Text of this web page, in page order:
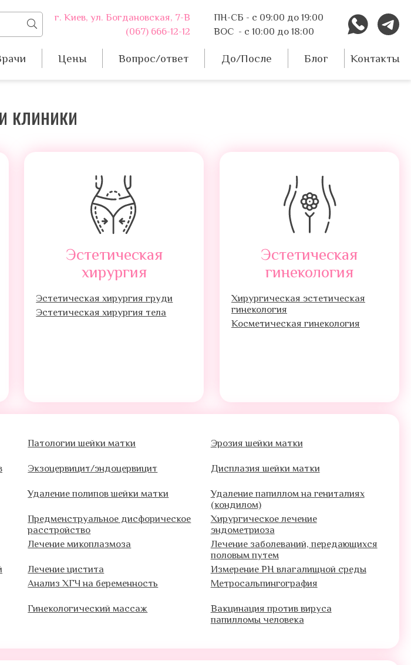
г. Киев, ул. Богдановская, 7-В
(067) 666-12-12
ПН-СБ - с 09:00 до 19:00
ВОС - с 10:00 до 18:00
Цены Вопрос/ответ До/После Блог Контакты
клиники
Эстетическая
хирургия
Эстетическая хирургия груди
Эстетическая хирургия тела
Эстетическая
гинекология
Хирургическая эстетическая
гинекология
Косметическая гинекология
Патологии шейки матки Эрозия шейки матки
Экзоцервицит/эндоцервицит Дисплазия шейки матки
Удаление полипов шейки матки
Удаление папиллом на гениталиях
(кондилом)
Предменструальное дисфорическое
расстройство
Хирургическое лечение
эндометриоза
Лечение микоплазмоза
Лечение заболеваний, передающихся
половым путем
Лечение цистита
Измерение PH влагалищной среды
Анализ ХГЧ на беременность Метросальпингография
Гинекологический массаж
Вакцинация против вируса
папилломы человека